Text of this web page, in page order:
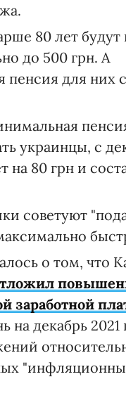
80 лет будут
до 500 грн. А
пенсия для них
украинцы, с
на 80 грн и
советуют
о том, что
заработной
на декабрь 2021